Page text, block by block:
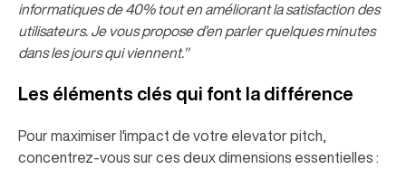
informatiques de 40% tout en améliorant la satisfaction des
utilisateurs. Je vous propose d’en parler quelques minutes
dans les jours qui viennent."
Les éléments clés qui font la différence
Pour maximiser l'impact de votre elevator pitch,
concentrez-vous sur ces deux dimensions essentielles :